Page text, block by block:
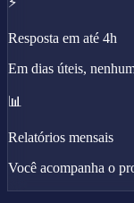
Resposta em até 4h
Em dias úteis,
📊
Relatórios mensais
Você acompanha o